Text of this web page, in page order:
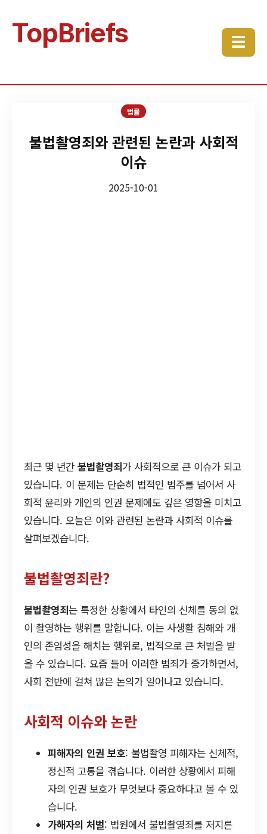
TopBriefs ☰
법률
불법촬영죄와 관련된 논란과 사회적
이슈
2025-10-01
최근 몇 년간 불법촬영죄가 사회적으로 큰 이슈가 되고
있습니다. 이 문제는 단순히 법적인 범주를 넘어서 사
회적 윤리와 개인의 인권 문제에도 깊은 영향을 미치고
있습니다. 오늘은 이와 관련된 논란과 사회적 이슈를
살펴보겠습니다.
불법촬영죄란?
불법촬영죄는 특정한 상황에서 타인의 신체를 동의 없
이 촬영하는 행위를 말합니다. 이는 사생활 침해와 개
인의 존엄성을 해치는 행위로, 법적으로 큰 처벌을 받
을 수 있습니다. 요즘 들어 이러한 범죄가 증가하면서,
사회 전반에 걸쳐 많은 논의가 일어나고 있습니다.
사회적 이슈와 논란
피해자의 인권 보호: 불법촬영 피해자는 신체적,
정신적 고통을 겪습니다. 이러한 상황에서 피해
자의 인권 보호가 무엇보다 중요하다고 볼 수 있
습니다.
가해자의 처벌: 법원에서 불법촬영죄를 저지른